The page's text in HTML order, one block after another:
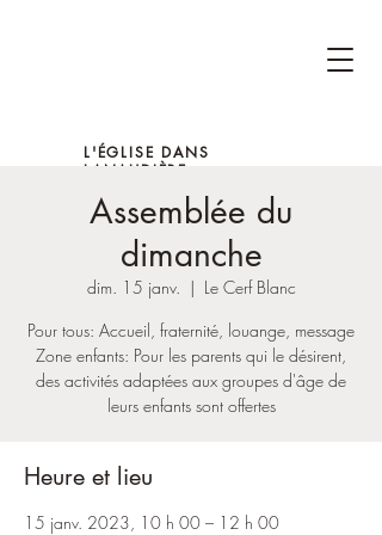
L'ÉGLISE DANS
LANAUDIÈRE
Assemblée du
dimanche
dim. 15 janv.
  |
Le Cerf Blanc
Pour tous: Accueil, fraternité, louange, message
Zone enfants: Pour les parents qui le désirent,
des activités adaptées aux groupes d'âge de
leurs enfants sont offertes
Heure et lieu
15 janv. 2023, 10 h 00 – 12 h 00